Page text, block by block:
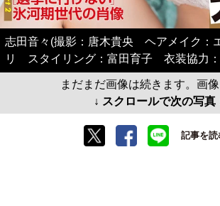
志田音々(撮影：唐木貴央 ヘアメイク：
リ スタイリング：富田育子 衣装協力
まだまだ画像は続きます。画像
↓ スクロールで次の写真
記事を読